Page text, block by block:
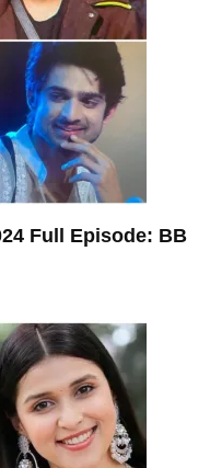
Full Episode: BB